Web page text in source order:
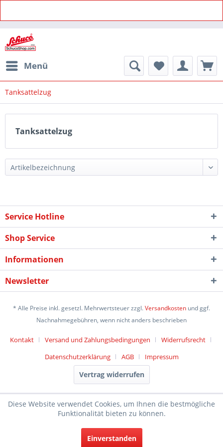
Menü
Tanksattelzug
Tanksattelzug
Service Hotline
Shop Service
Informationen
Newsletter
* Alle Preise inkl. gesetzl. Mehrwertsteuer zzgl.Versandkosten und ggf.
Nachnahmegebühren, wenn nicht anders beschrieben
Kontakt Versand und Zahlungsbedingungen
Widerrufsrecht
Datenschutzerklärung
AGB Impressum
Vertrag widerrufen
Diese Website verwendet Cookies, um Ihnen die bestmögliche
Funktionalität bieten zu können.
Einverstanden